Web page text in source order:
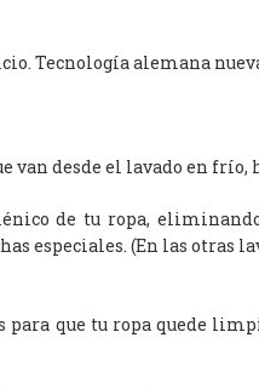
Tecnología alemana
desde el lavado en
de tu ropa,
especiales. (En las otras
que tu ropa quede